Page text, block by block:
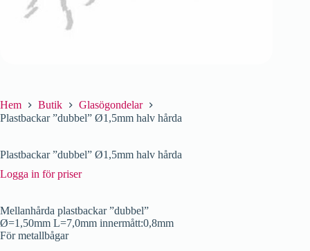
Hem Butik
Glasögondelar
Plastbackar ”dubbel” Ø1,5mm halv hårda
Plastbackar ”dubbel” Ø1,5mm halv hårda
Logga in för priser
Mellanhårda plastbackar ”dubbel”
Ø=1,50mm L=7,0mm innermått:0,8mm
För metallbågar